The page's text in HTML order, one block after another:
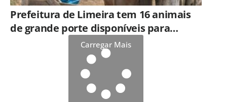
Prefeitura de Limeira tem 16 animais
de grande porte disponíveis para
adoção no HortoCarregar Mais